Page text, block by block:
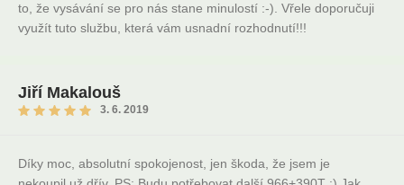
to, že vysávání se pro nás stane minulostí :-). Vřele doporučuji
využít tuto službu, která vám usnadní rozhodnutí!!!
Jiří Makalouš
3. 6. 2019
Díky moc, absolutní spokojenost, jen škoda, že jsem je